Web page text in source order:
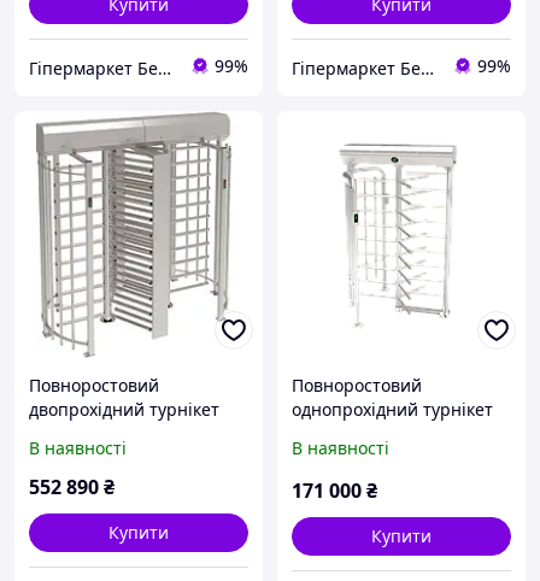
Гіпермаркет Безпеки Bezpeka-SHOP 99% Гіпермаркет Безпеки Bezpeka-SHOP 99%
Повноростовий
двопрохідний турнікет
В наявності
552 890₴
Купити
Повноростовий
однопрохідний турнікет
В наявності
171 000₴
Купити